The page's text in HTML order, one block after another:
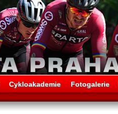
Cykloakademie Fotogalerie